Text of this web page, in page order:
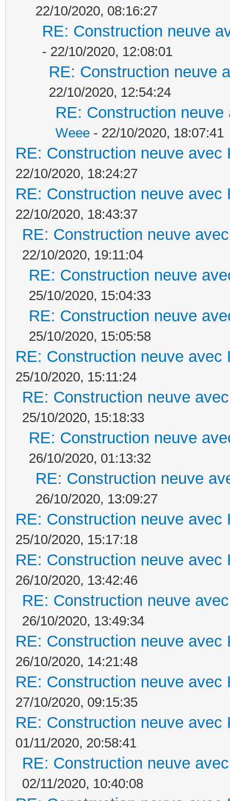
22/10/2020, 08:16:27
RE: Construction neuve
- 22/10/2020, 12:08:01
RE: Construction neuve
22/10/2020, 12:54:24
RE: Construction
Weee - 22/10/2020, 18:07:41
RE: Construction neuve avec
22/10/2020, 18:24:27
RE: Construction neuve avec
22/10/2020, 18:43:37
RE: Construction neuve
22/10/2020, 19:11:04
RE: Construction neuve
25/10/2020, 15:04:33
RE: Construction neuve
25/10/2020, 15:05:58
RE: Construction neuve avec
25/10/2020, 15:11:24
RE: Construction neuve
25/10/2020, 15:18:33
RE: Construction neuve
26/10/2020, 01:13:32
RE: Construction neuve
26/10/2020, 13:09:27
RE: Construction neuve avec
25/10/2020, 15:17:18
RE: Construction neuve avec
26/10/2020, 13:42:46
RE: Construction neuve
26/10/2020, 13:49:34
RE: Construction neuve avec
26/10/2020, 14:21:48
RE: Construction neuve avec
27/10/2020, 09:15:35
RE: Construction neuve avec
01/11/2020, 20:58:41
RE: Construction neuve
02/11/2020, 10:40:08